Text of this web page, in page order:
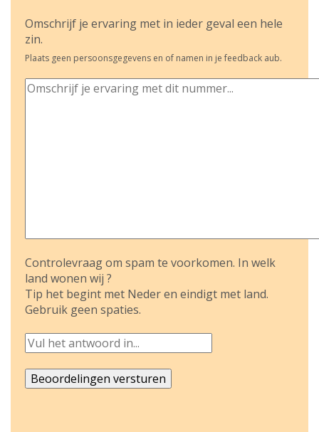
Omschrijf je ervaring met in ieder geval een hele
zin.
Plaats geen persoonsgegevens en of namen in je feedback aub.
Controlevraag om spam te voorkomen. In welk
land wonen wij ?
Tip het begint met Neder en eindigt met land.
Gebruik geen spaties.